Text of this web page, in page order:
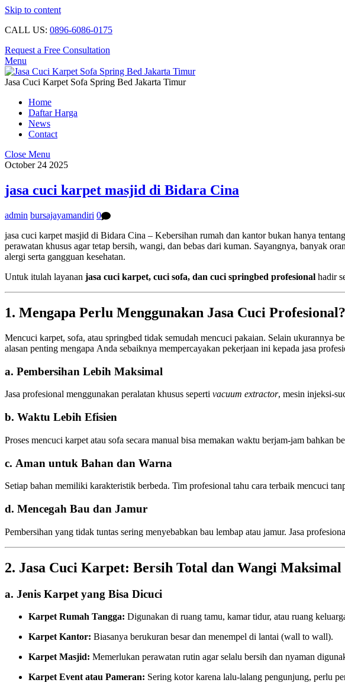
Skip to content
CALL US: 0896-6086-0175
Request a Free Consultation
Menu
Jasa Cuci Karpet Sofa Spring Bed Jakarta Timur
Home
Daftar Harga
News
Contact
Close Menu
October 24 2025
jasa cuci karpet masjid di Bidara Cina
admin bursajayamandiri 0
jasa cuci karpet masjid di Bidara Cina – Kebersihan rumah dan kantor bukan hanya
perawatan khusus agar tetap bersih, wangi, dan bebas dari kuman. Sayangnya, banyak
alergi serta gangguan kesehatan.
Untuk itulah layanan jasa cuci karpet, cuci sofa, dan cuci springbed profesional hadir
1. Mengapa Perlu Menggunakan Jasa Cuci Profesional?
Mencuci karpet, sofa, atau springbed tidak semudah mencuci pakaian. Selain ukurannya
alasan penting mengapa Anda sebaiknya mempercayakan pekerjaan ini kepada jasa
a. Pembersihan Lebih Maksimal
Jasa profesional menggunakan peralatan khusus seperti vacuum extractor, mesin injeksi-
b. Waktu Lebih Efisien
Proses mencuci karpet atau sofa secara manual bisa memakan waktu berjam-jam bahkan
c. Aman untuk Bahan dan Warna
Setiap bahan memiliki karakteristik berbeda. Tim profesional tahu cara terbaik mencuci
d. Mencegah Bau dan Jamur
Pembersihan yang tidak tuntas sering menyebabkan bau lembap atau jamur. Jasa
2. Jasa Cuci Karpet: Bersih Total dan Wangi Maksimal
a. Jenis Karpet yang Bisa Dicuci
Karpet Rumah Tangga: Digunakan di ruang tamu, kamar tidur, atau ruang
Karpet Kantor: Biasanya berukuran besar dan menempel di lantai (wall to wall).
Karpet Masjid: Memerlukan perawatan rutin agar selalu bersih dan nyaman
Karpet Event atau Pameran: Sering kotor karena lalu-lalang pengunjung, perlu